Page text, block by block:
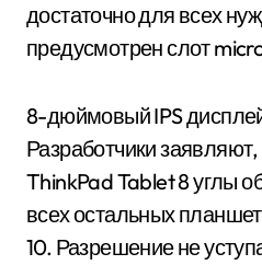
достаточно для всех
предусмотрен слот
8-дюймовый IPS
Разработчики
ThinkPad Tablet 8 углы
всех остальных
10. Разрешение не